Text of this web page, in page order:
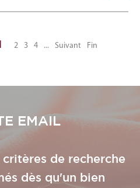
2 3 4 ... Suivant Fin
EMAIL
de recherche
dès qu'un bien